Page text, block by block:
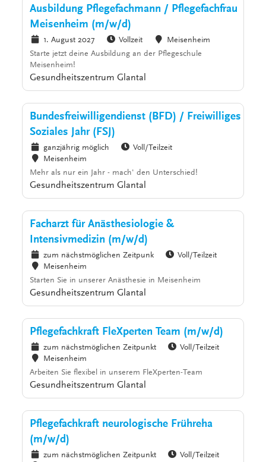
Ausbildung Pflegefachmann / Pflegefachfrau
Meisenheim (m/w/d)
1. August 2027 Vollzeit
Meisenheim
Starte jetzt deine Ausbildung an der Pflegeschule
Meisenheim!
Gesundheitszentrum Glantal
Bundesfreiwilligendienst (BFD) / Freiwilliges
Soziales Jahr (FSJ)
ganzjährig möglich
Voll/Teilzeit
Meisenheim
Mehr als nur ein Jahr - mach' den Unterschied!
Gesundheitszentrum Glantal
Facharzt für Anästhesiologie &
Intensivmedizin (m/w/d)
zum nächstmöglichen Zeitpunk
Voll/Teilzeit
Meisenheim
Starten Sie in unserer Anästhesie in Meisenheim
Gesundheitszentrum Glantal
Pflegefachkraft FleXperten Team (m/w/d)
zum nächstmöglichen Zeitpunkt
Voll/Teilzeit
Meisenheim
Arbeiten Sie flexibel in unserem FleXperten-Team
Gesundheitszentrum Glantal
Pflegefachkraft neurologische Frühreha
(m/w/d)
zum nächstmöglichen Zeitpunkt
Voll/Teilzeit